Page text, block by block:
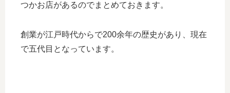
つかお店があるのでまとめておきます。
創業が江戸時代からで200余年の歴史があり、現在
で五代目となっています。